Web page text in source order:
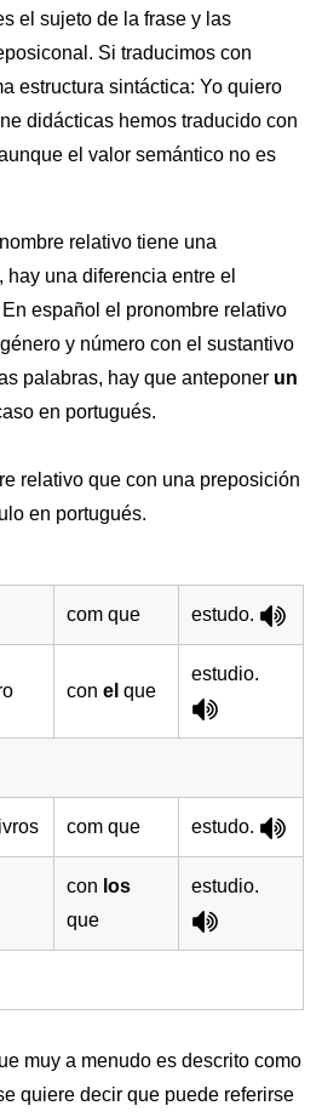
el sujeto de la frase y las
Si traducimos con
estructura sintáctica: Yo quiero
didácticas hemos traducido con
el valor semántico no es
relativo tiene una
una diferencia entre el
español el pronombre relativo
y número con el sustantivo
palabras, hay que anteponer un
en portugués.
relativo que con una preposición
en portugués.
com que estudo.
con el que
estudio.
com que estudo.
con los
que
estudio.
muy a menudo es descrito como
quiere decir que puede referirse